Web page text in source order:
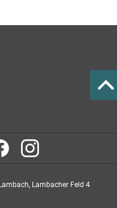
Lambacher Feld 4